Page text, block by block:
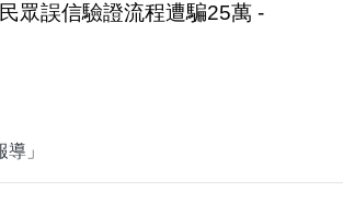
眾誤信驗證流程遭騙25萬 -
」